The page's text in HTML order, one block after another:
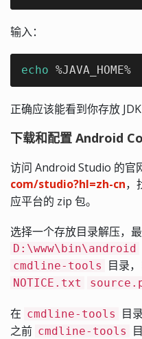
输入：
echo %JAVA_HOME%
正确应该能看到你存放 JDK
下载和配置 Android
访问 Android Studio 的官
com/studio?hl=zh-cn，
应平台的 zip 包。
选择一个存放目录解压，
D:\www\bin\android
cmdline-tools 目录
NOTICE.txt
在 cmdline-tools 目
之前 cmdline-tools